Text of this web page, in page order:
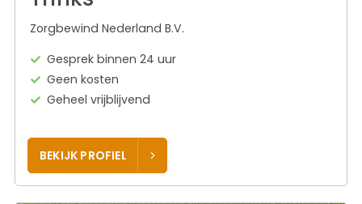
Zorgbewind Nederland B.V.
Gesprek binnen 24 uur
Geen kosten
Geheel vrijblijvend
BEKIJK PROFIEL